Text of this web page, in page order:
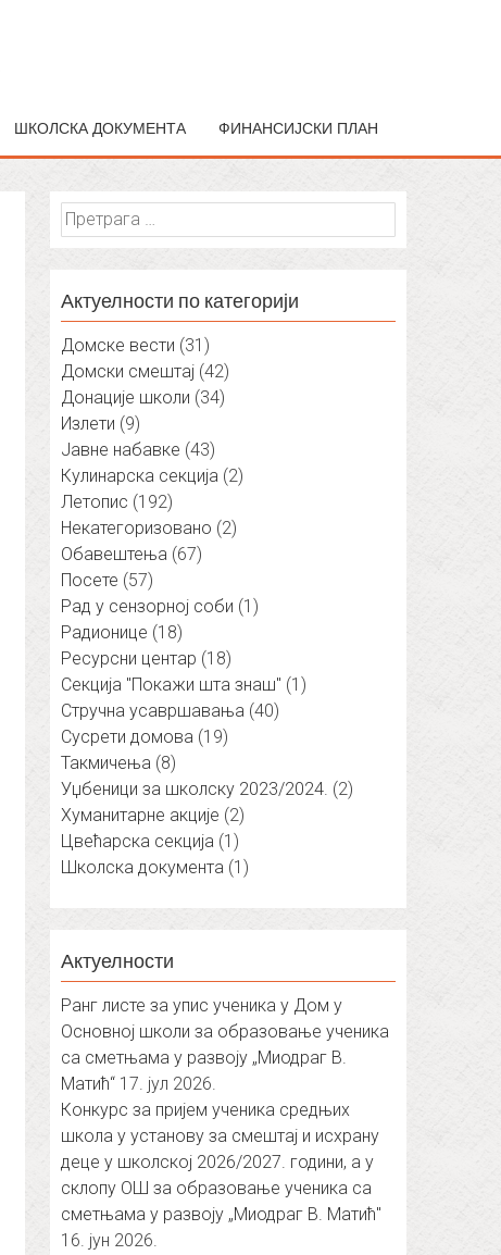
ШКОЛСКА ДОКУМЕНТА ФИНАНСИЈСКИ ПЛАН
Претрага
за:
Актуелности по категорији
Домске вести (31)
Домски смештај (42)
Донације школи (34)
Излети (9)
Јавне набавке (43)
Кулинарска секција (2)
Летопис (192)
Некатегоризовано (2)
Обавештења (67)
Посете (57)
Рад у сензорној соби (1)
Радионице (18)
Ресурсни центар (18)
Секција "Покажи шта знаш" (1)
Стручна усавршавања (40)
Сусрети домова (19)
Такмичења (8)
Уџбеници за школску 2023/2024. (2)
Хуманитарне акције (2)
Цвећарска секција (1)
Школска документа (1)
Актуелности
Ранг листе за упис ученика у Дом у
Основној школи за образовање ученика
са сметњама у развоју „Миодраг В.
Матић“ 17. јул 2026.
Конкурс за пријем ученика средњих
школа у установу за смештај и исхрану
деце у школској 2026/2027. години, а у
склопу ОШ за образовање ученика са
сметњама у развоју „Миодраг В. Матић″
16. јун 2026.